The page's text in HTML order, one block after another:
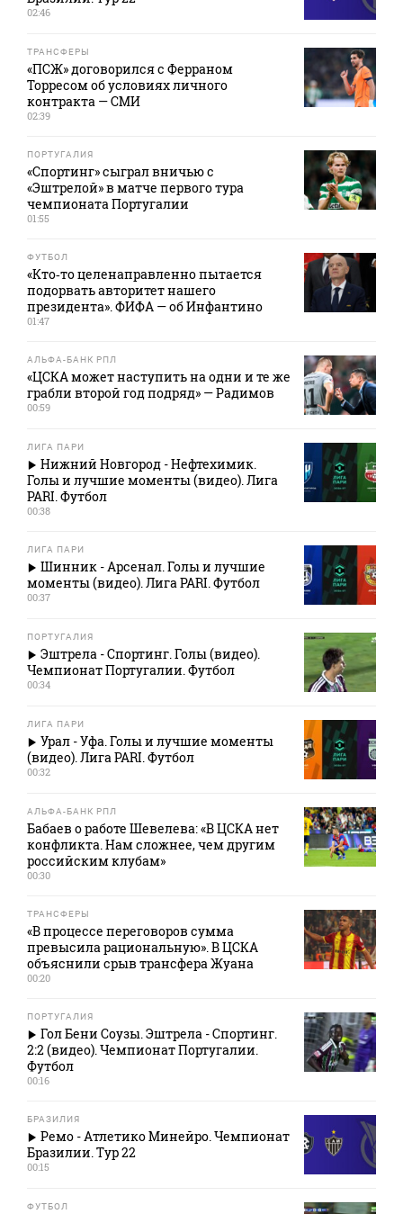
02:46
ТРАНСФЕРЫ
«ПСЖ» договорился с Ферраном
Торресом об условиях личного
контракта — СМИ
02:39
ПОРТУГАЛИЯ
«Спортинг» сыграл вничью с
«Эштрелой» в матче первого тура
чемпионата Португалии
01:55
ФУТБОЛ
«Кто‑то целенаправленно пытается
подорвать авторитет нашего
президента». ФИФА — об Инфантино
01:47
АЛЬФА-БАНК РПЛ
«ЦСКА может наступить на одни и те же
грабли второй год подряд» — Радимов
00:59
ЛИГА ПАРИ
Нижний Новгород - Нефтехимик.
Голы и лучшие моменты (видео). Лига
PARI. Футбол
00:38
ЛИГА ПАРИ
Шинник - Арсенал. Голы и лучшие
моменты (видео). Лига PARI. Футбол
00:37
ПОРТУГАЛИЯ
Эштрела - Спортинг. Голы (видео).
Чемпионат Португалии. Футбол
00:34
ЛИГА ПАРИ
Урал - Уфа. Голы и лучшие моменты
(видео). Лига PARI. Футбол
00:32
АЛЬФА-БАНК РПЛ
Бабаев о работе Шевелева: «В ЦСКА нет
конфликта. Нам сложнее, чем другим
российским клубам»
00:30
ТРАНСФЕРЫ
«В процессе переговоров сумма
превысила рациональную». В ЦСКА
объяснили срыв трансфера Жуана
00:20
ПОРТУГАЛИЯ
Гол Бени Соузы. Эштрела - Спортинг.
2:2 (видео). Чемпионат Португалии.
Футбол
00:16
БРАЗИЛИЯ
Ремо - Атлетико Минейро. Чемпионат
Бразилии. Тур 22
00:15
ФУТБОЛ